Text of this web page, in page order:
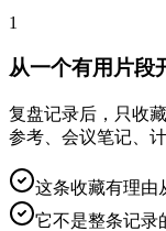
1
从一个有用片段
复盘记录后，只收
参考、会议笔记、
这条收藏有理由
它不是整条记录